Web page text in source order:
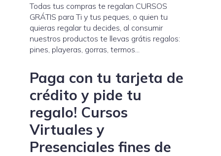
Todas tus compras te regalan CURSOS
GRÁTIS para Ti y tus peques, o quien tu
quieras regalar tu decides, al consumir
nuestros productos te llevas grátis regalos:
pines, playeras, gorras, termos...
Paga con tu tarjeta de
crédito y pide tu
regalo! Cursos
Virtuales y
Presenciales fines de